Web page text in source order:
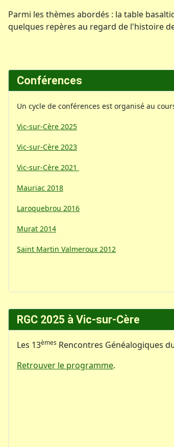
RGC 2025 à Vic-sur-Cère
Les 13èmes Rencontres Généalogiques
Retrouver le programme.
Parmi les thèmes abordés : la table
quelques repères au regard de l'histoire
Conférences
Un cycle de conférences est organisé au
Vic-sur-Cère 2025
Vic-sur-Cère 2023
Vic-sur-Cère 2021
Mauriac 2018
Laroquebrou 2016
Murat 2014
Saint Martin Valmeroux 2012